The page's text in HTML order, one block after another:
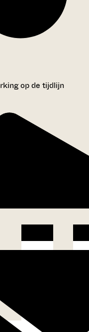
op de tijdlijn